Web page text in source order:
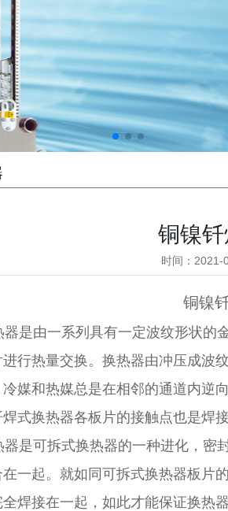
铜镍
时间：
铜镍
是由一系列具有一定波纹形状的
行热量交换。换热器由冲压成波
媒和热媒总是在相邻的通道内逆
式换热器各板片的接触点也是焊
是可拆式换热器的一种进化，密
一起。就如同可拆式换热器板片
焊接在一起，如此才能保证换热